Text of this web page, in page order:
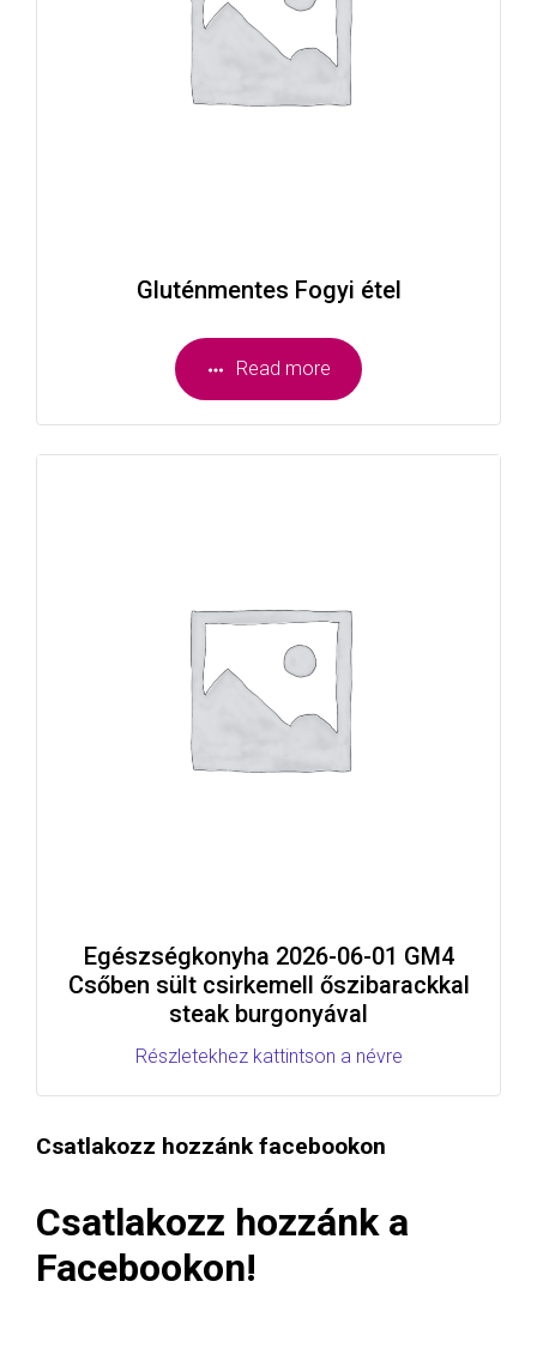
Gluténmentes Fogyi étel
Read more
Egészségkonyha 2026-06-01 GM4
Csőben sült csirkemell őszibarackkal
steak burgonyával
Részletekhez kattintson a névre
Csatlakozz hozzánk facebookon
Csatlakozz hozzánk a
Facebookon!